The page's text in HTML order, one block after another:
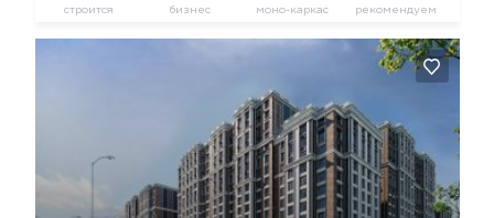
строится бизнес моно-каркас рекомендуем